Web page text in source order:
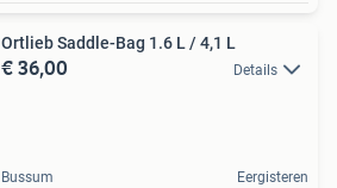
Ortlieb Saddle-Bag 1.6 L / 4,1 L
€ 36,00 Details
Bussum Eergisteren